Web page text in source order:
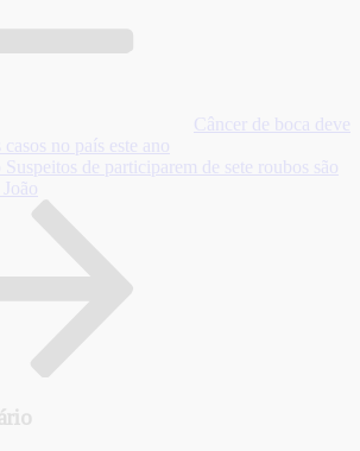
Câncer de boca deve
no país este ano
Suspeitos de participarem de sete roubos são